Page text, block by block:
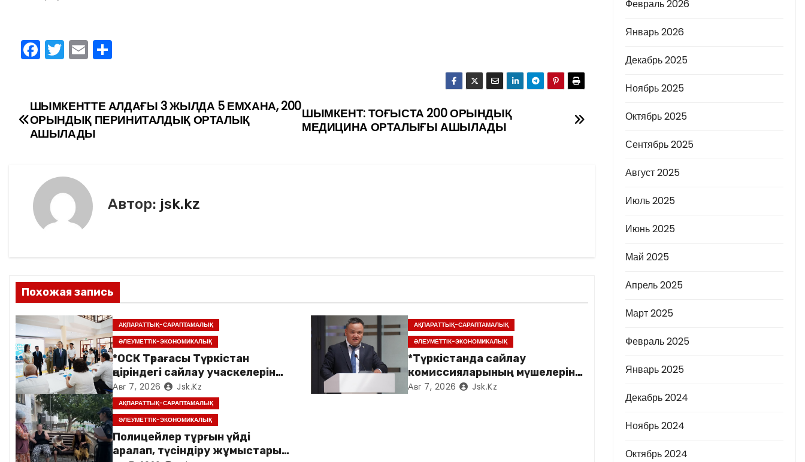
F
e
b
o
k
T
er
E
l а
в
Н
и
я
п
о
з
а
п
ШЫМКЕНТ: ТОҒЫСТА 200 ОРЫНДЫҚ
МЕДИЦИНА ОРТАЛЫҒЫ АШЫЛАДЫ
ШЫМКЕНТТЕ АЛДАҒЫ 3 ЖЫЛДА 5 ЕМХАНА, 200
ОРЫНДЫҚ ПЕРИНИТАЛДЫҚ ОРТАЛЫҚ
АШЫЛАДЫ
Автор: jsk.kz
Похожая запись
АҚПАРАТТЫҚ-САРАПТАМАЛЫҚ
ӘЛЕУМЕТТІК-ЭКОНОМИКАЛЫҚ
*ОСК Төрағасы Түркістан
өңіріндегі сайлау учаскелерін
аралады*
Авг 7, 2026 Jsk.kz
АҚПАРАТТЫҚ-САРАПТАМАЛЫҚ
ӘЛЕУМЕТТІК-ЭКОНОМИКАЛЫҚ
*Түркістанда сайлау
комиссияларының мүшелеріне
арналған семинар өтті*
Авг 7, 2026 Jsk.kz
АҚПАРАТТЫҚ-САРАПТАМАЛЫҚ
ӘЛЕУМЕТТІК-ЭКОНОМИКАЛЫҚ
Полицейлер тұрғын үйді
аралап, түсіндіру жұмыстарын
Февраль 2026
Январь 2026
Декабрь 2025
Ноябрь 2025
Октябрь 2025
Сентябрь 2025
Август 2025
Июль 2025
Июнь 2025
Май 2025
Апрель 2025
Март 2025
Февраль 2025
Январь 2025
Декабрь 2024
Ноябрь 2024
Октябрь 2024